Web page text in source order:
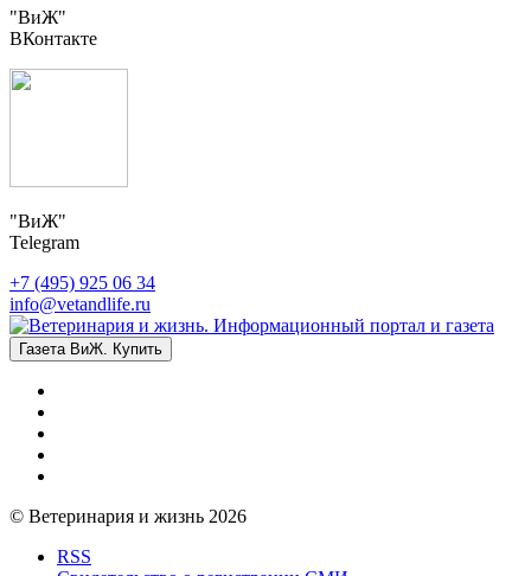
"ВиЖ"
ВКонтакте
"ВиЖ"
Telegram
+7 (495) 925 06 34
info@vetandlife.ru
Газета ВиЖ. Купить
© Ветеринария и жизнь 2026
RSS